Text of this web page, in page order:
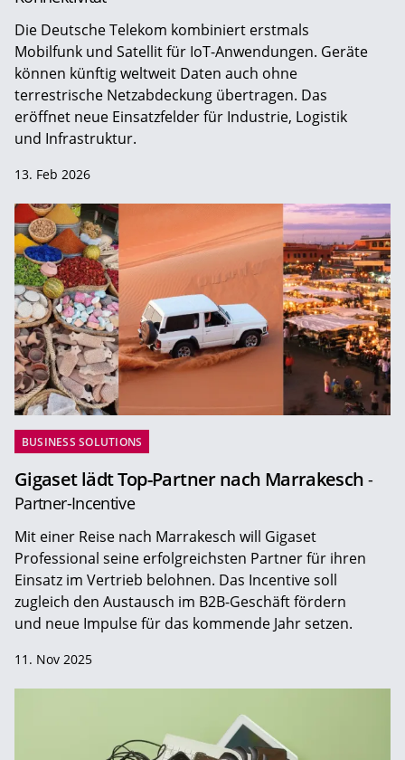
Die Deutsche Telekom kombiniert erstmals
Mobilfunk und Satellit für IoT-Anwendungen. Geräte
können künftig weltweit Daten auch ohne
terrestrische Netzabdeckung übertragen. Das
eröffnet neue Einsatzfelder für Industrie, Logistik
und Infrastruktur.
13. Feb 2026
BUSINESS SOLUTIONS
Gigaset lädt Top-Partner nach Marrakesch -
Partner-Incentive
Mit einer Reise nach Marrakesch will Gigaset
Professional seine erfolgreichsten Partner für ihren
Einsatz im Vertrieb belohnen. Das Incentive soll
zugleich den Austausch im B2B-Geschäft fördern
und neue Impulse für das kommende Jahr setzen.
11. Nov 2025